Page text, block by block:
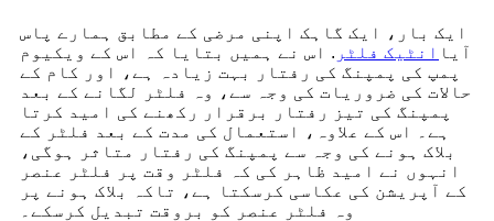
ایک بار، ایک گاہک اپنی مرضی کے مطابق ہمارے پاس
آیا انٹیک فلٹر . اس نے ہمیں بتایا کہ اس کے ویکیوم
پمپ کی پمپنگ کی رفتار بہت زیادہ ہے، اور کام کے
حالات کی ضروریات کی وجہ سے، وہ فلٹر لگانے کے بعد
پمپنگ کی تیز رفتار برقرار رکھنے کی امید کرتا
ہے۔ اس کے علاوہ، استعمال کی مدت کے بعد فلٹر کے
بلاک ہونے کی وجہ سے پمپنگ کی رفتار متاثر ہوگی،
انہوں نے امید ظاہر کی کہ فلٹر وقت پر فلٹر عنصر
کے آپریشن کی عکاسی کرسکتا ہے، تاکہ بلاک ہونے پر
وہ فلٹر عنصر کو بروقت تبدیل کرسکے۔